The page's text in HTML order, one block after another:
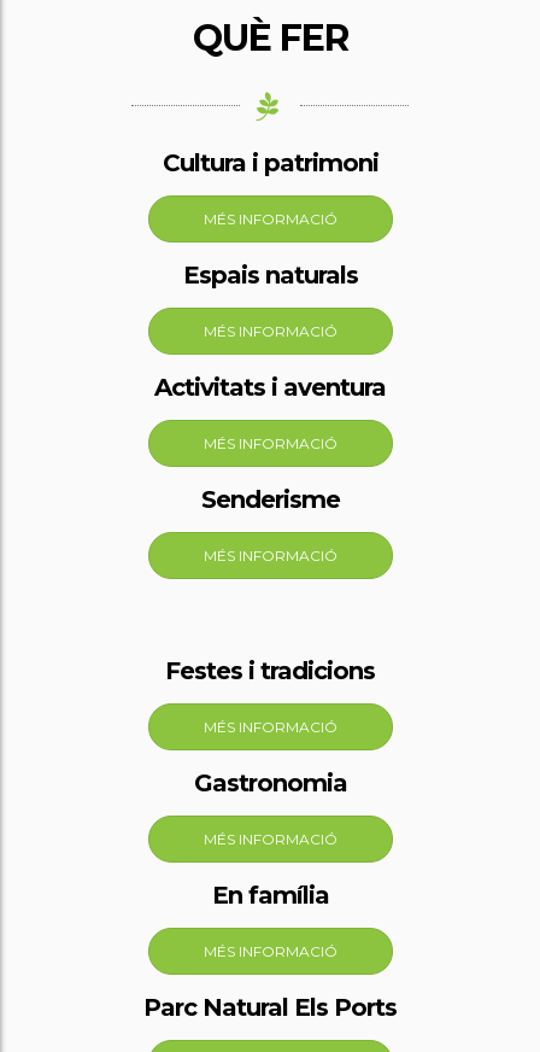
QUÈ FER
Cultura i patrimoni
MÉS INFORMACIÓ
Espais naturals
MÉS INFORMACIÓ
Activitats i aventura
MÉS INFORMACIÓ
Senderisme
MÉS INFORMACIÓ
Festes i tradicions
MÉS INFORMACIÓ
Gastronomia
MÉS INFORMACIÓ
En família
MÉS INFORMACIÓ
Parc Natural Els Ports